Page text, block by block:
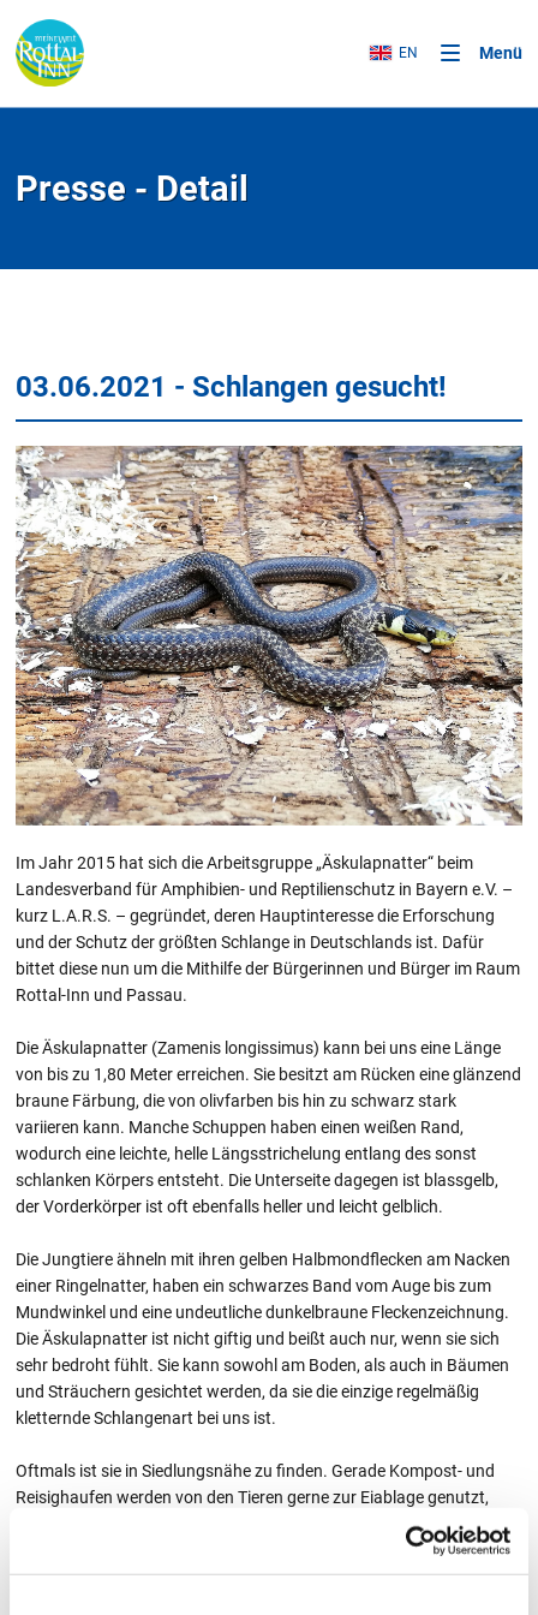
EN Menü
Presse - Detail
03.06.2021 - Schlangen gesucht!
Im Jahr 2015 hat sich die Arbeitsgruppe „Äskulapnatter“ beim
Landesverband für Amphibien- und Reptilienschutz in Bayern e.V. –
kurz L.A.R.S. – gegründet, deren Hauptinteresse die Erforschung
und der Schutz der größten Schlange in Deutschlands ist. Dafür
bittet diese nun um die Mithilfe der Bürgerinnen und Bürger im Raum
Rottal-Inn und Passau.
Die Äskulapnatter (Zamenis longissimus) kann bei uns eine Länge
von bis zu 1,80 Meter erreichen. Sie besitzt am Rücken eine glänzend
braune Färbung, die von olivfarben bis hin zu schwarz stark
variieren kann. Manche Schuppen haben einen weißen Rand,
wodurch eine leichte, helle Längsstrichelung entlang des sonst
schlanken Körpers entsteht. Die Unterseite dagegen ist blassgelb,
der Vorderkörper ist oft ebenfalls heller und leicht gelblich.
Die Jungtiere ähneln mit ihren gelben Halbmondflecken am Nacken
einer Ringelnatter, haben ein schwarzes Band vom Auge bis zum
Mundwinkel und eine undeutliche dunkelbraune Fleckenzeichnung.
Die Äskulapnatter ist nicht giftig und beißt auch nur, wenn sie sich
sehr bedroht fühlt. Sie kann sowohl am Boden, als auch in Bäumen
und Sträuchern gesichtet werden, da sie die einzige regelmäßig
kletternde Schlangenart bei uns ist.
Oftmals ist sie in Siedlungsnähe zu finden. Gerade Kompost- und
Reisighaufen werden von den Tieren gerne zur Eiablage genutzt,
weshalb hier ggf. Gartenbesitzer ein offenes Auge haben sollten.
Aber auch in Schuppen und anderen Nebengebäuden wurden
Äskulapnattern hin und wieder angetroffen.